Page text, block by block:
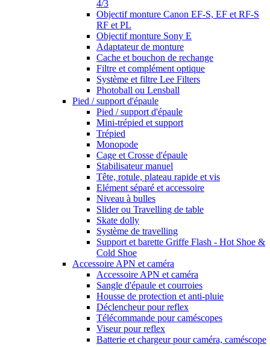
4/3
Objectif monture Canon EF-S, EF et RF-S
RF et PL
Objectif monture Sony E
Adaptateur de monture
Cache et bouchon de rechange
Filtre et complément optique
Système et filtre Lee Filters
Photoball ou Lensball
Pied / support d'épaule
Pied / support d'épaule
Mini-trépied et support
Trépied
Monopode
Cage et Crosse d'épaule
Stabilisateur manuel
Tête, rotule, plateau rapide et vis
Elément séparé et accessoire
Niveau à bulles
Slider ou Travelling de table
Skate dolly
Système de travelling
Support et barette Griffe Flash - Hot Shoe &
Cold Shoe
Accessoire APN et caméra
Accessoire APN et caméra
Sangle d'épaule et courroies
Housse de protection et anti-pluie
Déclencheur pour reflex
Télécommande pour caméscopes
Viseur pour reflex
Batterie et chargeur pour caméra, caméscope